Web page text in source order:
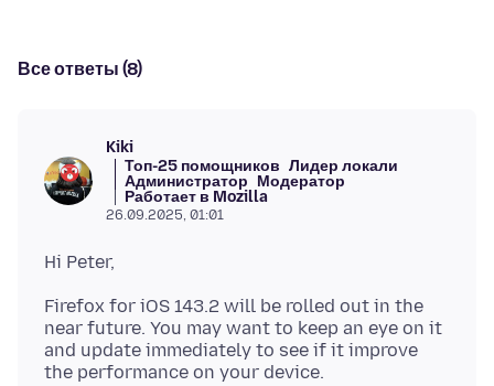
Все ответы (8)
Kiki
Топ-25 помощников Лидер локали
Администратор Модератор
Работает в Mozilla
26.09.2025, 01:01
Firefox for iOS 143.2 will be rolled out in the
near future. You may want to keep an eye on it
and update immediately to see if it improve